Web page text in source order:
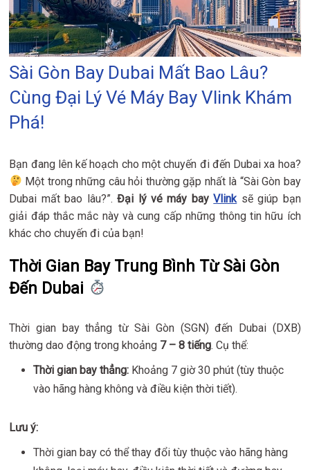
Sài Gòn Bay Dubai Mất Bao Lâu?
Cùng Đại Lý Vé Máy Bay Vlink Khám
Phá!
Bạn đang lên kế hoạch cho một chuyến đi đến Dubai xa hoa?
Một trong những câu hỏi thường gặp nhất là “Sài Gòn bay
Dubai mất bao lâu?”.Đại lý vé máy bayVlinksẽ giúp bạn
giải đáp thắc mắc này và cung cấp những thông tin hữu ích
khác cho chuyến đi của bạn!
Thời Gian Bay Trung Bình Từ Sài Gòn
Đến Dubai
Thời gian bay thẳng từ Sài Gòn (SGN) đến Dubai (DXB)
thường dao động trong khoảng 7 – 8 tiếng. Cụ thể:
Thời gian bay thẳng: Khoảng 7 giờ 30 phút (tùy thuộc
vào hãng hàng không và điều kiện thời tiết).
Lưu ý:
Thời gian bay có thể thay đổi tùy thuộc vào hãng hàng